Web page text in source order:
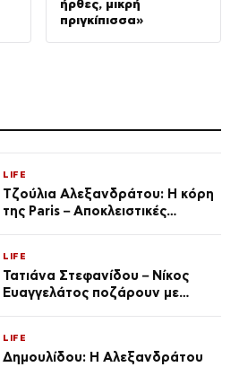
ήρθες, μικρή
πριγκίπισσα»
LIFE
Τζούλια Αλεξανδράτου: Η κόρη
της Paris – Αποκλειστικές
LIFE
Τατιάνα Στεφανίδου – Νίκος
Ευαγγελάτος ποζάρουν με
LIFE
Δημουλίδου: Η Αλεξανδράτου